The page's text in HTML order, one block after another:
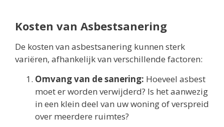
Kosten van Asbestsanering
De kosten van asbestsanering kunnen sterk
variëren, afhankelijk van verschillende factoren:
Omvang van de sanering: Hoeveel asbest
moet er worden verwijderd? Is het aanwezig
in een klein deel van uw woning of verspreid
over meerdere ruimtes?